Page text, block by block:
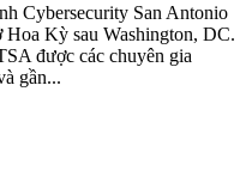
Cybersecurity San Antonio
Hoa Kỳ sau Washington, DC.
được các chuyên gia
gần...